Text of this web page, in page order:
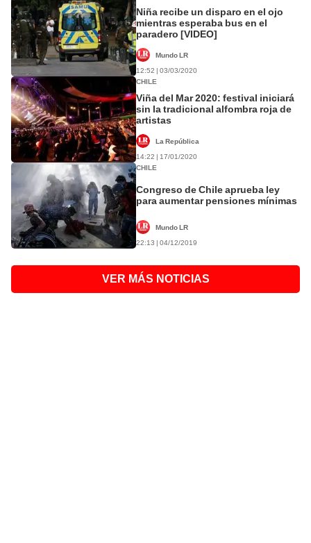
Niña recibe un disparo en el ojo
mientras esperaba bus en el
paradero [VIDEO]
Mundo LR
12:52 | 03/03/2020
CHILE
Viña del Mar 2020: festival iniciará
sin la tradicional alfombra roja de
artistas
La República
14:22 | 17/01/2020
CHILE
Congreso de Chile aprueba ley
para aumentar pensiones mínimas
Mundo LR
22:13 | 04/12/2019
VER MÁS NOTICIAS